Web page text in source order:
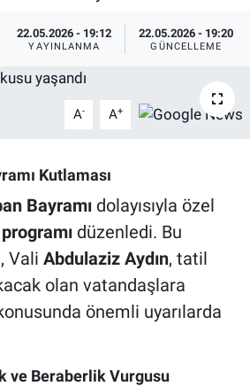
22.05.2026 - 19:12
YAYINLANMA
22.05.2026 - 19:20
GÜNCELLEME
A- A+
Kutlaması
Bayramıdolayısıyla özel
düzenledi. Bu
Vali Abdulaziz Aydın, tatil
olan vatandaşlara
önemli uyarılarda
ve Beraberlik Vurgusu